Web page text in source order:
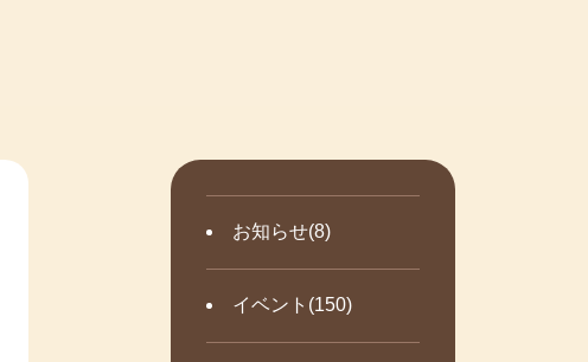
お知らせ(8)
イベント(150)